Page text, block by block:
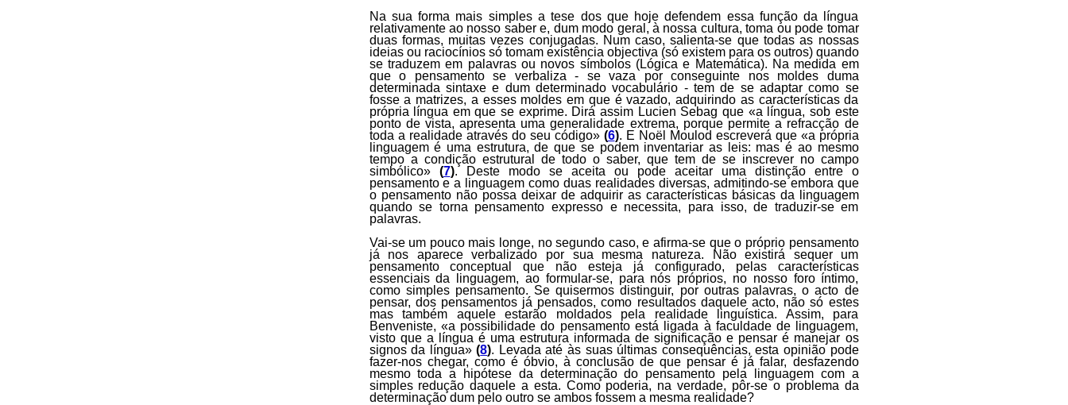
Na sua forma mais simples a tese dos que hoje defendem essa função da língua
relativamente ao nosso saber e, dum modo geral, à nossa cultura, toma ou pode tomar
duas formas, muitas vezes conjugadas. Num caso, salienta-se que todas as nossas
ideias ou raciocínios só tomam existência objectiva (só existem para os outros) quando
se traduzem em palavras ou novos símbolos (Lógica e Matemática). Na medida em
que o pensamento se verbaliza - se vaza por conseguinte nos moldes duma
determinada sintaxe e dum determinado vocabulário - tem de se adaptar como se
fosse a matrizes, a esses moldes em que é vazado, adquirindo as características da
própria língua em que se exprime. Dirá assim Lucien Sebag que «a língua, sob este
ponto de vista, apresenta uma generalidade extrema, porque permite a refracção de
toda a realidade através do seu código» (6). E Noël Moulod escreverá que «a própria
linguagem é uma estrutura, de que se podem inventariar as leis: mas é ao mesmo
tempo a condição estrutural de todo o saber, que tem de se inscrever no campo
simbólico» (7). Deste modo se aceita ou pode aceitar uma distinção entre o
pensamento e a linguagem como duas realidades diversas, admitindo-se embora que
o pensamento não possa deixar de adquirir as características básicas da linguagem
quando se torna pensamento expresso e necessita, para isso, de traduzir-se em
palavras.
Vai-se um pouco mais longe, no segundo caso, e afirma-se que o próprio pensamento
já nos aparece verbalizado por sua mesma natureza. Não existirá sequer um
pensamento conceptual que não esteja já configurado, pelas características
essenciais da linguagem, ao formular-se, para nós próprios, no nosso foro íntimo,
como simples pensamento. Se quisermos distinguir, por outras palavras, o acto de
pensar, dos pensamentos já pensados, como resultados daquele acto, não só estes
mas também aquele estarão moldados pela realidade linguística. Assim, para
Benveniste, «a possibilidade do pensamento está ligada à faculdade de linguagem,
visto que a língua é uma estrutura informada de significação e pensar é manejar os
signos da língua»(8). Levada até às suas últimas consequências, esta opinião pode
fazer-nos chegar, como é óbvio, à conclusão de que pensar é já falar, desfazendo
mesmo toda a hipótese da determinação do pensamento pela linguagem com a
simples redução daquele a esta. Como poderia, na verdade, pôr-se o problema da
determinação dum pelo outro se ambos fossem a mesma realidade?